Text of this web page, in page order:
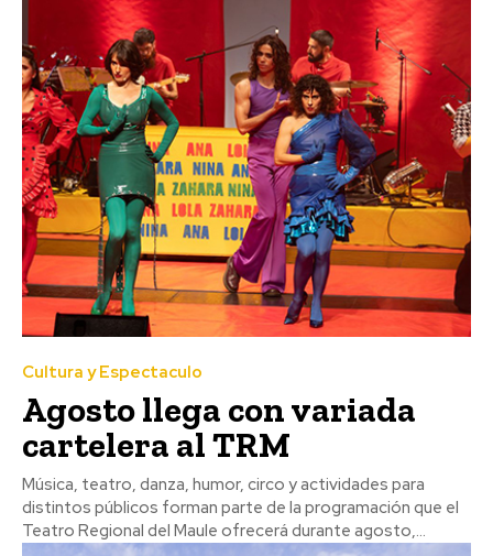
Cultura y Espectaculo
Agosto llega con variada
cartelera al TRM
Música, teatro, danza, humor, circo y actividades para
distintos públicos forman parte de la programación que el
Teatro Regional del Maule ofrecerá durante agosto,...